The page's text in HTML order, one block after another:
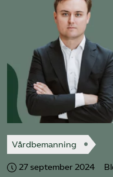
Vårdbemanning
27 september 2024